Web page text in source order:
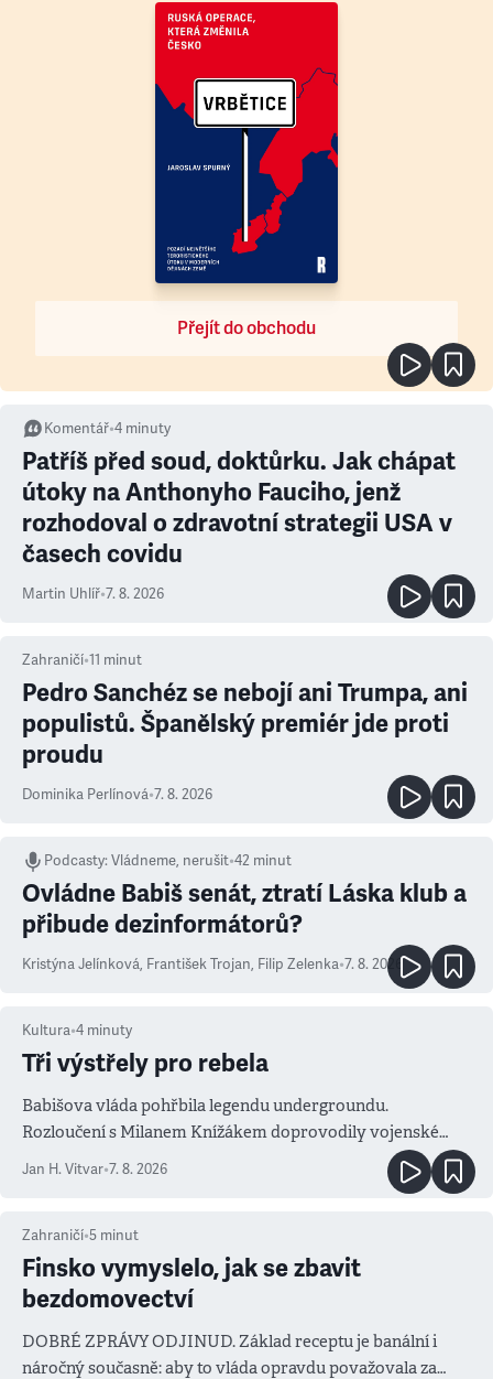
Přejít do obchodu
Komentář•4 minuty
Patříš před soud, doktůrku. Jak chápat
útoky na Anthonyho Fauciho, jenž
rozhodoval o zdravotní strategii USA v
časech covidu
Martin Uhlíř•7. 8. 2026
Zahraničí•11 minut
Pedro Sanchéz se nebojí ani Trumpa, ani
populistů. Španělský premiér jde proti
proudu
Dominika Perlínová•7. 8. 2026
Podcasty:Vládneme, nerušit•42 minut
Ovládne Babiš senát, ztratí Láska klub a
přibude dezinformátorů?
Kristýna Jelínková, František Trojan, Filip Zelenka•7. 8. 2026
Kultura•4 minuty
Tři výstřely pro rebela
Babišova vláda pohřbila legendu undergroundu.
Rozloučení s Milanem Knížákem doprovodily vojenské
salvy i kritika pokrokářů
Jan H. Vitvar•7. 8. 2026
Zahraničí•5 minut
Finsko vymyslelo, jak se zbavit
bezdomovectví
DOBRÉ ZPRÁVY ODJINUD. Základ receptu je banální i
náročný současně: aby to vláda opravdu považovala za